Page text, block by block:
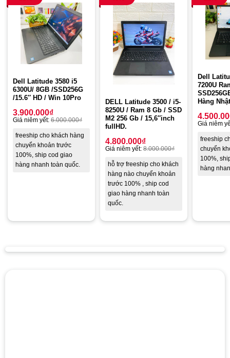
Dell Latitude 3580 i5
6300U/ 8GB /SSD256G
/15.6″ HD / Win 10Pro
3.900.000₫
Giá niêm yết: 6.000.000₫
freeship cho khách hàng
chuyển khoản trước
100%, ship cod giao
hàng nhanh toàn quốc.
DELL Latitude 3500 / i5-
8250U / Ram 8 Gb / SSD
M2 256 Gb / 15,6″inch
fullHD.
4.800.000₫
Giá niêm yết: 8.000.000₫
hỗ trợ freeship cho khách
hàng nào chuyển khoản
trước 100% , ship cod
giao hàng nhanh toàn
quốc.
Dell
7200U
Hàng
Giá niêm
freeship
chuyển
100%,
hàng